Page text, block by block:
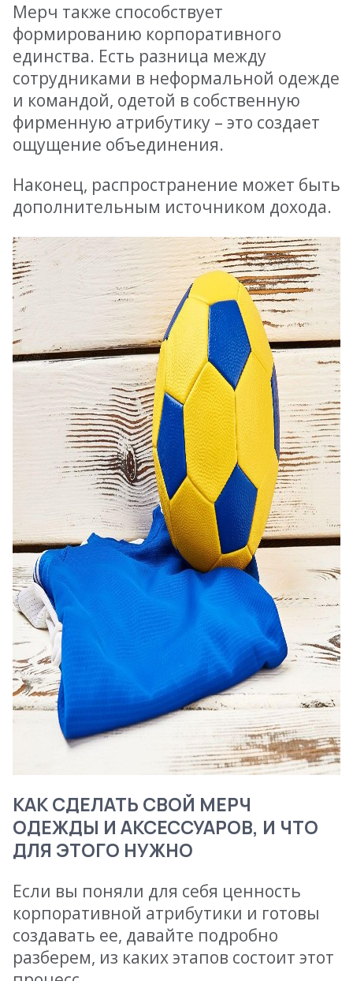
Мерч также способствует
формированию корпоративного
единства. Есть разница между
сотрудниками в неформальной одежде
и командой, одетой в собственную
фирменную атрибутику – это создает
ощущение объединения.
Наконец, распространение может быть
дополнительным источником дохода.
КАК СДЕЛАТЬ СВОЙ МЕРЧ
ОДЕЖДЫ И АКСЕССУАРОВ, И ЧТО
ДЛЯ ЭТОГО НУЖНО
Если вы поняли для себя ценность
корпоративной атрибутики и готовы
создавать ее, давайте подробно
разберем, из каких этапов состоит этот